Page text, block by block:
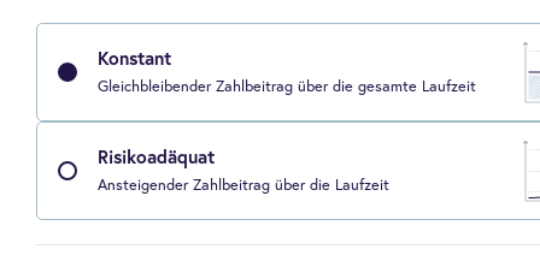
Konstant
Gleichbleibender Zahlbeitrag über die gesamte Laufzeit
Risikoadäquat
Ansteigender Zahlbeitrag über die Laufzeit